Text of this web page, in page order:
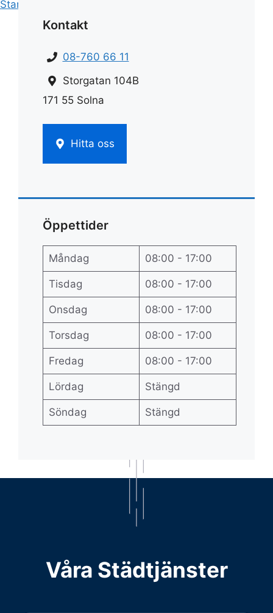
Start
Kontakt
08-760 66 11
Storgatan 104B
171 55 Solna
Hitta oss
Öppettider
Måndag 08:00 - 17:00
Tisdag 08:00 - 17:00
Onsdag 08:00 - 17:00
Torsdag 08:00 - 17:00
Fredag 08:00 - 17:00
Lördag Stängd
Söndag Stängd
Våra Städtjänster